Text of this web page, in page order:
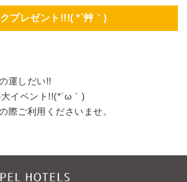
プレゼント!!!( *´艸｀)
運しだい!!
イベント!!(*´ω｀)
際ご利用くださいませ。